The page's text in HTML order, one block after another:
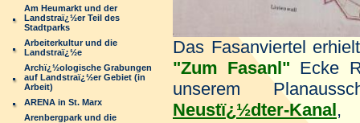
Am Heumarkt und der
Landstraï¿½er Teil des
Stadtparks
Arbeiterkultur und die
Landstraï¿½e
Archï¿½ologische Grabungen
auf Landstraï¿½er Gebiet (in
Arbeit)
ARENA in St. Marx
Arenbergpark und die
Das Fasanviertel
"Zum Fasanl" Ecke
unserem
Neustï¿½dter-Kanal,